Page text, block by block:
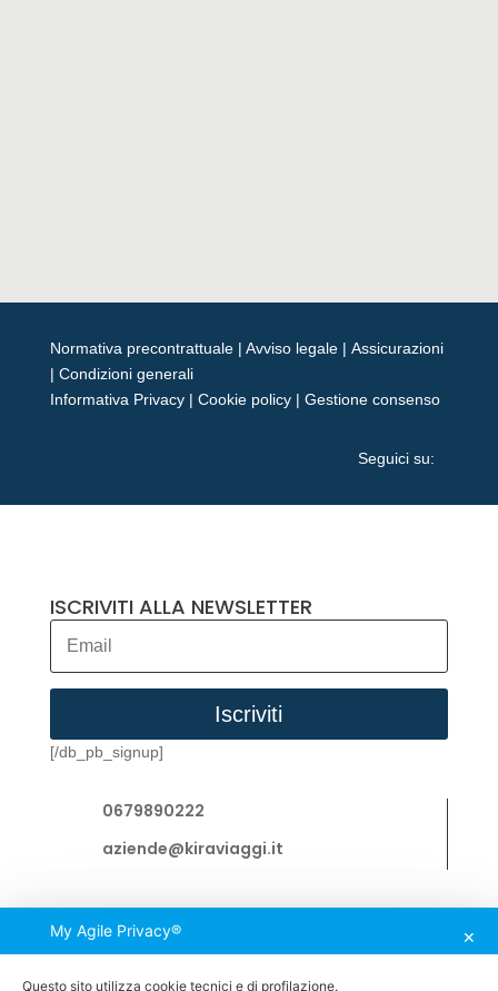
Normativa precontrattuale| Avviso legale| Assicurazioni
| Condizioni generali
Informativa Privacy| Cookie policy| Gestione consenso
Seguici su:
ISCRIVITI ALLA NEWSLETTER
Iscriviti
[/db_pb_signup]
0679890222
aziende@kiraviaggi.it
KIRA VIAGGI SRL
via dei Sette Metri, 5
Roma, Italy
My Agile Privacy® ✕
Questo sito utilizza cookie tecnici e di profilazione.